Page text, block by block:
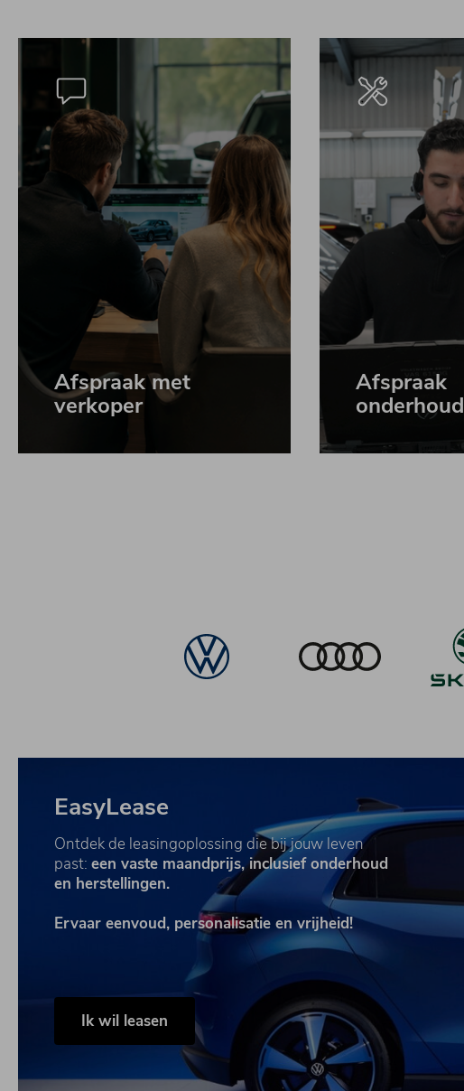
Afspraak met
verkoper
Afspraak
onderhoud
EasyLease
Ontdek de leasingoplossing die bij jouw leven
past: een vaste maandprijs, inclusief onderhoud
en herstellingen.
Ervaar eenvoud, personalisatie en vrijheid!
Ik wil leasen